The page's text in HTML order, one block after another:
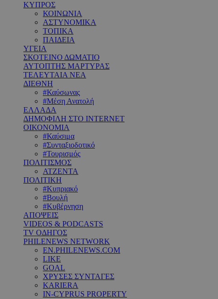
ΚΥΠΡΟΣ
ΚΟΙΝΩΝΙΑ
ΑΣΤΥΝΟΜΙΚΑ
ΤΟΠΙΚΑ
ΠΑΙΔΕΙΑ
ΥΓΕΙΑ
ΣΚΟΤΕΙΝΟ ΔΩΜΑΤΙΟ
ΑΥΤΟΠΤΗΣ ΜΑΡΤΥΡΑΣ
ΤΕΛΕΥΤΑΙΑ ΝΕΑ
ΔΙΕΘΝΗ
#Καύσωνας
#Μέση Ανατολή
ΕΛΛΑΔΑ
ΔΗΜΟΦΙΛΗ ΣΤΟ INTERNET
ΟΙΚΟΝΟΜΙΑ
#Καύσιμα
#Συνταξιοδοτικό
#Τουρισμός
ΠΟΛΙΤΙΣΜΟΣ
ΑΤΖΕΝΤΑ
ΠΟΛΙΤΙΚΗ
#Κυπριακό
#Βουλή
#Κυβέρνηση
ΑΠΟΨΕΙΣ
VIDEOS & PODCASTS
TV ΟΔΗΓΟΣ
PHILENEWS NETWORK
EN.PHILENEWS.COM
LIKE
GOAL
ΧΡΥΣΕΣ ΣΥΝΤΑΓΕΣ
KARIERA
IN-CYPRUS PROPERTY